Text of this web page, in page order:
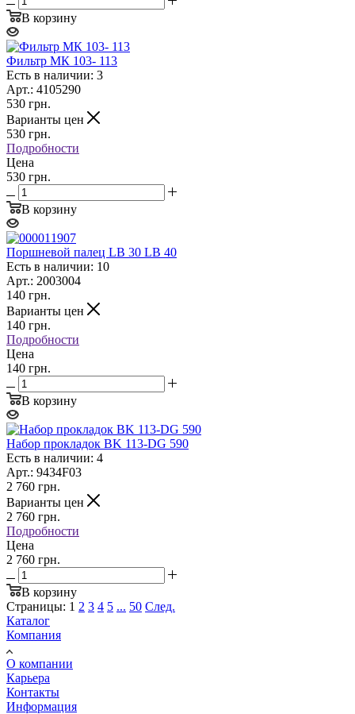
В корзину
Фильтр МК 103- 113
Есть в наличии: 3
Арт.: 4105290
530 грн.
Варианты цен
530 грн.
Подробности
Цена
530 грн.
В корзину
Поршневой палец LB 30 LB 40
Есть в наличии: 10
Арт.: 2003004
140 грн.
Варианты цен
140 грн.
Подробности
Цена
140 грн.
В корзину
Набор прокладок BK 113-DG 590
Есть в наличии: 4
Арт.: 9434F03
2 760 грн.
Варианты цен
2 760 грн.
Подробности
Цена
2 760 грн.
В корзину
Страницы: 1 2 3 4 5 ... 50 След.
Каталог
Компания
О компании
Карьера
Контакты
Информация